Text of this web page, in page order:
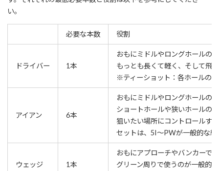
い。
必要な本数 役割
ドライバー 1本
おもにミドルやロングホールの
もっとも長くて軽く、そして飛
※ティーショット：各ホールの
アイアン 6本
おもにミドルやロングホールの2
ショートホールや狭いホールの
狙いたい場所にコントロールす
セットは、 5I ～PWが一般的な
ウェッジ 1本
おもにアプローチやバンカーで
グリーン周りで使うのが一般的